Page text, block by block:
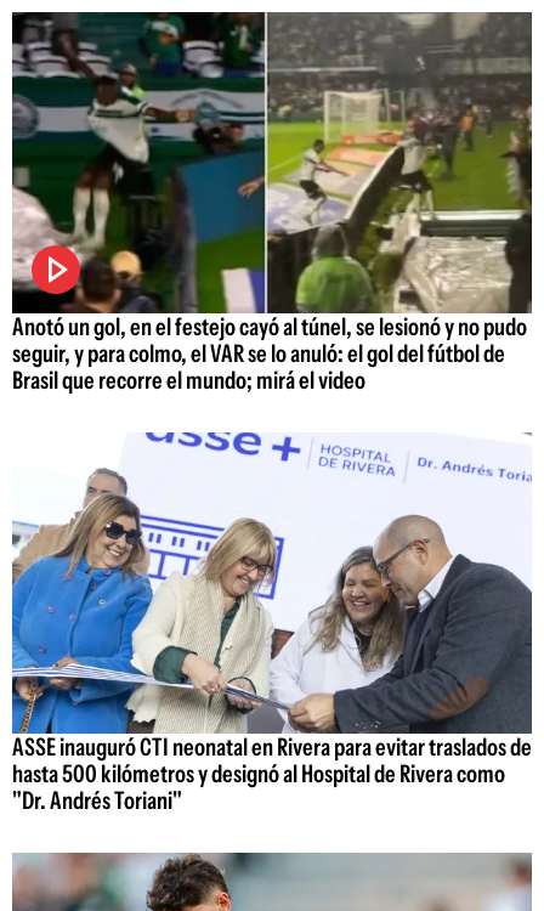
Anotó un gol, en el festejo cayó al túnel, se lesionó y no pudo
seguir, y para colmo, el VAR se lo anuló: el gol del fútbol de
Brasil que recorre el mundo; mirá el video
ASSE inauguró CTI neonatal en Rivera para evitar traslados de
hasta 500 kilómetros y designó al Hospital de Rivera como
"Dr. Andrés Toriani"